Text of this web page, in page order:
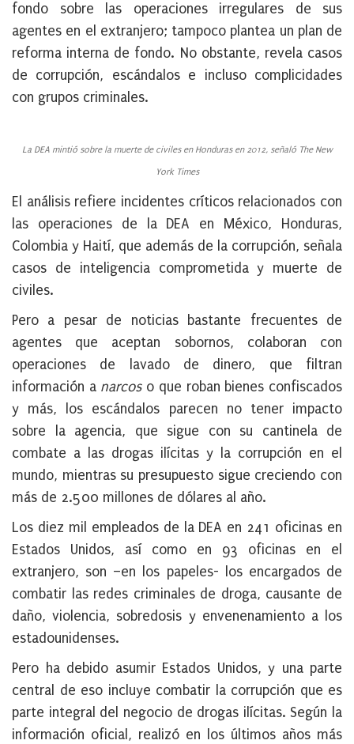
fondo sobre las operaciones irregulares de sus
agentes en el extranjero; tampoco plantea un plan de
reforma interna de fondo. No obstante, revela casos
de corrupción, escándalos e incluso complicidades
con grupos criminales.
La DEA mintió sobre la muerte de civiles en Honduras en 2012, señaló The New
York Times
El análisis refiere incidentes críticos relacionados con
las operaciones de la DEA en México, Honduras,
Colombia y Haití, que además de la corrupción, señala
casos de inteligencia comprometida y muerte de
civiles.
Pero a pesar de noticias bastante frecuentes de
agentes que aceptan sobornos, colaboran con
operaciones de lavado de dinero, que filtran
información a narcos o que roban bienes confiscados
y más, los escándalos parecen no tener impacto
sobre la agencia, que sigue con su cantinela de
combate a las drogas ilícitas y la corrupción en el
mundo, mientras su presupuesto sigue creciendo con
más de 2.500 millones de dólares al año.
Los diez mil empleados de la DEA en 241 oficinas en
Estados Unidos, así como en 93 oficinas en el
extranjero, son –en los papeles- los encargados de
combatir las redes criminales de droga, causante de
daño, violencia, sobredosis y envenenamiento a los
estadounidenses.
Pero ha debido asumir Estados Unidos, y una parte
central de eso incluye combatir la corrupción que es
parte integral del negocio de drogas ilícitas. Según la
información oficial, realizó en los últimos años más